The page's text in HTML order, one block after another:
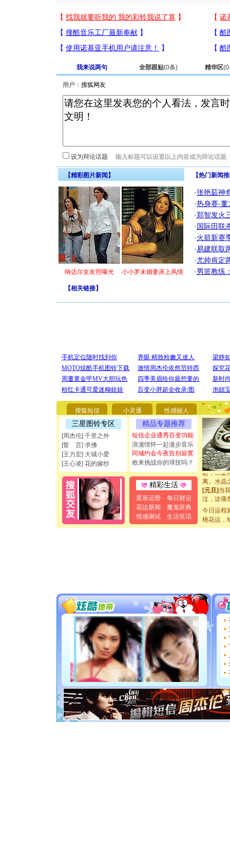
我来说两句 全部跟贴(0条) 精华区(0
用户：
设为辩论话题
【精彩图片新闻】
纳达尔女友照曝光 小小罗未婚妻床上风情
【热门新闻
·张艳茹神
·热身赛-董
·郑智发火
·国际田联
·火箭新赛
·易建联取
·尤帅肯定
·男篮教练
【相关链接】
搜狐短信 小灵通 性感丽人
三星图铃专区
[周杰伦] 千里之外
[誓 言] 求佛
[王力宏] 大城小爱
[王心凌] 花的嫁纱
精品专题推荐
短信企业通秀百变功能
浪漫情怀一起漫步音乐
同城约会今夜告别寂寞
敢来挑战你的球技吗？
精彩生活
星座运势
每日财运
花边新闻
魔鬼辞典
情感测试
生活笑话
[圣诞节]
你太多
要平安
[圣诞节]
能正大光
都要快乐
[圣诞节]
如意,快
[元旦]看
断电。爱
你是我专
[元旦]如
起；二是
离。水晶
[元旦]当
泣，这痛
[春节]风
颜！冬去
能正大光
都要快乐
[圣诞节]
如意,快
[元旦]
看
断电。
你是我
[元旦]
如
起；二
离。水
[元旦]当
泣，这痛
卖了。水
[春节]风
颜！冬去
今日运程
桃花运，